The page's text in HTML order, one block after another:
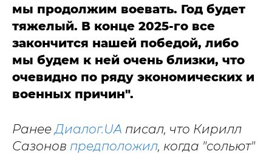
мы продолжим воевать. Год будет
тяжелый. В конце 2025-го все
закончится нашей победой, либо
мы будем к ней очень близки, что
очевидно по ряду экономических и
военных причин".
РанееДиалог.UA писал, что Кирилл
Сазонов предположил, когда "сольют"